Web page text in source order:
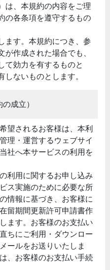
は、本規約の内容をご理
の各条項を遵守するもの
ます。本規約につき、参
作成された場合でも、
て効力を有するものと
ないものとします。
成立）
望されるお客様は、本利
理・運営するウェブサイ
社へ本サービスの利用を
利用に関するお申し込み
ス実施のために必要な所
情報に基づき、お客様に
留期間更新許可申請書作
ます。お客様のお支払い
ちにご利用・ダウンロー
ールをお送りいたしま
、お客様のお支払い手続